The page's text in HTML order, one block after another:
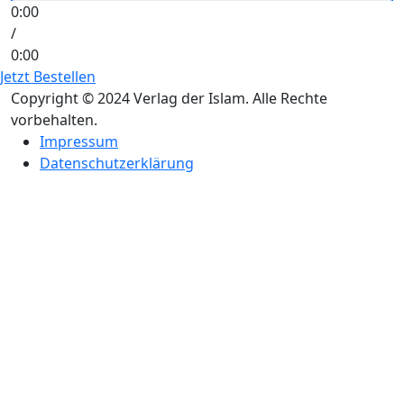
0:00
/
0:00
Jetzt Bestellen
Copyright © 2024 Verlag der Islam. Alle Rechte
vorbehalten.
Impressum
Datenschutzerklärung